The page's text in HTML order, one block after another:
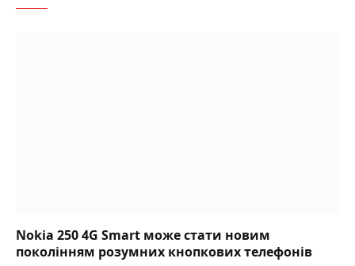
Nokia 250 4G Smart може стати новим
поколінням розумних кнопкових телефонів